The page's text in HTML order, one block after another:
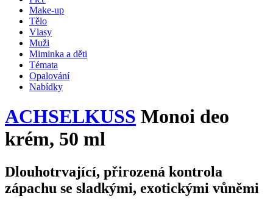
Make-up
Tělo
Vlasy
Muži
Miminka a děti
Témata
Opalování
Nabídky
ACHSELKUSS Monoi deo
krém, 50 ml
Dlouhotrvající, přirozená kontrola
zápachu se sladkými, exotickými vůněmi